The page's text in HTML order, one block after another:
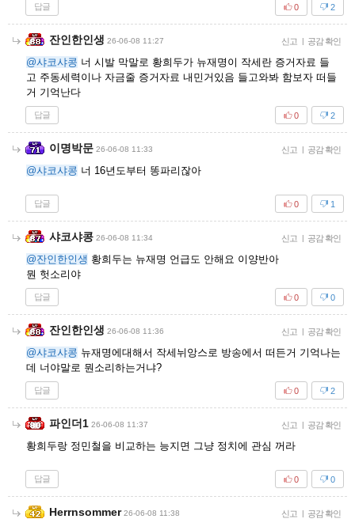
답글 2
0
잔인한인생 26-06-08 11:27 신고 | 공감 확인
@샤코샤콩 너 시발 막말로 황희두가 뉴재명이 작세란 증거자료 들
고 주동세력이나 자금줄 증거자료 내민거있음 들고와봐 함보자 떠들
거 기억난다
답글 2
0
이명박문 26-06-08 11:33 신고 | 공감 확인
@샤코샤콩 너 16년도부터 똥파리잖아
답글 1
0
샤코샤콩 26-06-08 11:34 신고 | 공감 확인
@잔인한인생 황희두는 뉴재명 언급도 안해요 이양반아
뭔 헛소리야
답글 0
0
잔인한인생 26-06-08 11:36 신고 | 공감 확인
@샤코샤콩 뉴재명에대해서 작세뉘앙스로 방송에서 떠든거 기억나는
데 너야말로 뭔소리하는거냐?
답글 2
0
파인더1 26-06-08 11:37 신고 | 공감 확인
황희두랑 정민철을 비교하는 능지면 그냥 정치에 관심 꺼라
답글 0
0
Herrnsommer 26-06-08 11:38 신고 | 공감 확인